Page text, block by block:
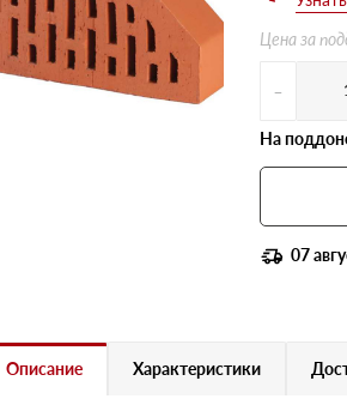
Кладочные смеси
Цена за
-
На
07
Описание Характеристики